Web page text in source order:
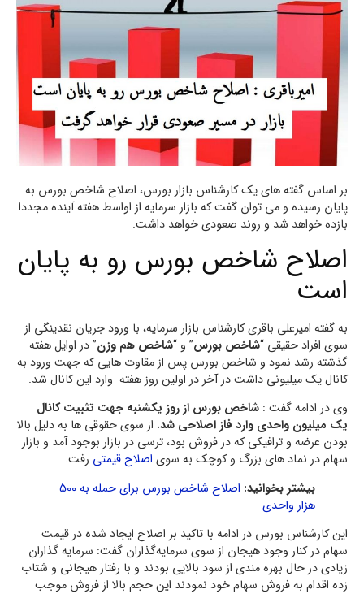
بر اساس گفته های یک کارشناس بازار بورس، اصلاح شاخص بورس به
پایان رسیده و می توان گفت که بازار سرمایه از اواسط هفته آینده مجددا
بازده خواهد شد و روند صعودی خواهد داشت.
اصلاح شاخص بورس رو به پایان
است
به گفته امیرعلی باقری کارشناس بازار سرمایه، با ورود جریان نقدینگی از
سوی افراد حقیقی “شاخص بورس” و “شاخص هم وزن” در اوایل هفته
گذشته رشد نمود و شاخص بورس پس از مقاوت هایی که جهت ورود به
کانال یک میلیونی داشت در آخر در اولین روز هفته وارد این کانال شد.
وی در ادامه گفت : شاخص بورس از روز یکشنبه جهت تثبیت کانال
یک میلیون واحدی وارد فاز اصلاحی شد. از سوی حقوقی ها به دلیل بالا
بودن عرضه و ترافیکی که در فروش بود، ترسی در بازار بوجود آمد و بازار
سهام در نماد های بزرگ و کوچک به سوی اصلاح قیمتی رفت.
بیشتر بخوانید:
اصلاح شاخص بورس برای حمله به 500
هزار واحدی
این کارشناس بورس در ادامه با تاکید بر اصلاح ایجاد شده در قیمت
سهام در کنار وجود هیجان از سوی سرمایه‌گذاران گفت: سرمایه گذاران
زیادی در حال بهره مندی از سود بالایی بودند و با رفتار هیجانی و شتاب
زده اقدام به فروش سهام خود نمودند این حجم بالا از فروش موجب